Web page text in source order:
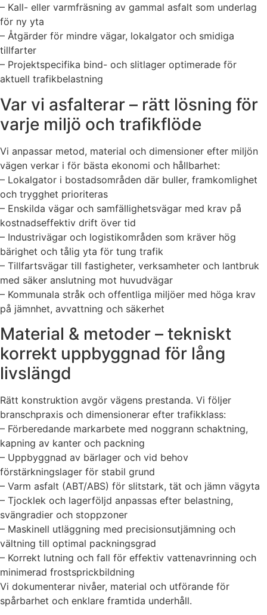
– Kall- eller varmfräsning av gammal asfalt som underlag
för ny yta
– Åtgärder för mindre vägar, lokalgator och smidiga
tillfarter
– Projektspecifika bind- och slitlager optimerade för
aktuell trafikbelastning
Var vi asfalterar – rätt lösning för
varje miljö och trafikflöde
Vi anpassar metod, material och dimensioner efter miljön
vägen verkar i för bästa ekonomi och hållbarhet:
– Lokalgator i bostadsområden där buller, framkomlighet
och trygghet prioriteras
– Enskilda vägar och samfällighetsvägar med krav på
kostnadseffektiv drift över tid
– Industrivägar och logistikområden som kräver hög
bärighet och tålig yta för tung trafik
– Tillfartsvägar till fastigheter, verksamheter och lantbruk
med säker anslutning mot huvudvägar
– Kommunala stråk och offentliga miljöer med höga krav
på jämnhet, avvattning och säkerhet
Material & metoder – tekniskt
korrekt uppbyggnad för lång
livslängd
Rätt konstruktion avgör vägens prestanda. Vi följer
branschpraxis och dimensionerar efter trafikklass:
– Förberedande markarbete med noggrann schaktning,
kapning av kanter och packning
– Uppbyggnad av bärlager och vid behov
förstärkningslager för stabil grund
– Varm asfalt (ABT/ABS) för slitstark, tät och jämn vägyta
– Tjocklek och lagerföljd anpassas efter belastning,
svängradier och stoppzoner
– Maskinell utläggning med precisionsutjämning och
vältning till optimal packningsgrad
– Korrekt lutning och fall för effektiv vattenavrinning och
minimerad frostsprickbildning
Vi dokumenterar nivåer, material och utförande för
spårbarhet och enklare framtida underhåll.